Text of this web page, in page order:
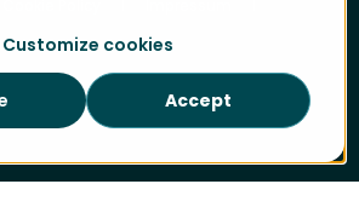
Customize cookies
Accept